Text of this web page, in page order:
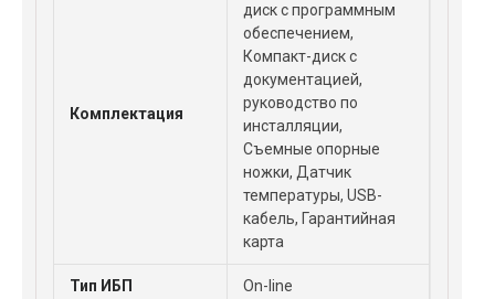
Комплектация
диск с программным
обеспечением,
Компакт-диск с
документацией,
руководство по
инсталляции,
Съемные опорные
ножки, Датчик
температуры, USB-
кабель, Гарантийная
карта
Тип ИБП On-line